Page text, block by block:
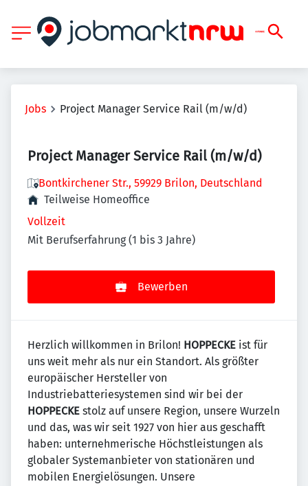
Jobs Project Manager Service Rail (m/w/d)
Project Manager Service Rail (m/w/d)
Bontkirchener Str., 59929 Brilon, Deutschland
Teilweise Homeoffice
Vollzeit
Mit Berufserfahrung (1 bis 3 Jahre)
Bewerben
Herzlich willkommen in Brilon! HOPPECKE ist für
uns weit mehr als nur ein Standort. Als größter
europäischer Hersteller von
Industriebatteriesystemen sind wir bei der
HOPPECKE stolz auf unsere Region, unsere Wurzeln
und das, was wir seit 1927 von hier aus geschafft
haben: unternehmerische Höchstleistungen als
globaler Systemanbieter von stationären und
mobilen Energielösungen. Unsere